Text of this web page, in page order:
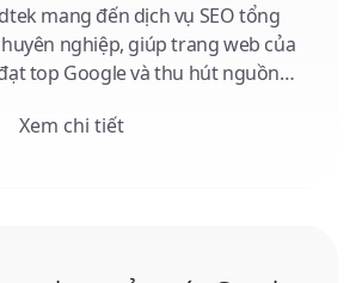
mang đến dịch vụ SEO tổng
nghiệp, giúp trang web của
top Google và thu hút nguồn
ưu website, tạo nội dung chất
Xem chi tiết